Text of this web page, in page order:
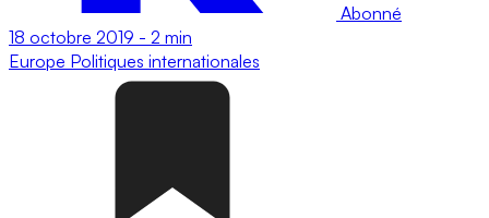
Abonné
18 octobre 2019 - 2 min
Europe Politiques internationales